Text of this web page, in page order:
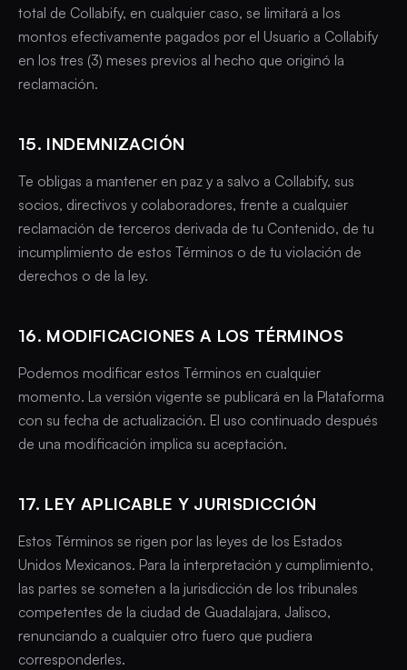
total de Collabify, en cualquier caso, se limitará a los
montos efectivamente pagados por el Usuario a Collabify
en los tres (3) meses previos al hecho que originó la
reclamación.
15. INDEMNIZACIÓN
Te obligas a mantener en paz y a salvo a Collabify, sus
socios, directivos y colaboradores, frente a cualquier
reclamación de terceros derivada de tu Contenido, de tu
incumplimiento de estos Términos o de tu violación de
derechos o de la ley.
16. MODIFICACIONES A LOS TÉRMINOS
Podemos modificar estos Términos en cualquier
momento. La versión vigente se publicará en la Plataforma
con su fecha de actualización. El uso continuado después
de una modificación implica su aceptación.
17. LEY APLICABLE Y JURISDICCIÓN
Estos Términos se rigen por las leyes de los Estados
Unidos Mexicanos. Para la interpretación y cumplimiento,
las partes se someten a la jurisdicción de los tribunales
competentes de la ciudad de Guadalajara, Jalisco,
renunciando a cualquier otro fuero que pudiera
corresponderles.